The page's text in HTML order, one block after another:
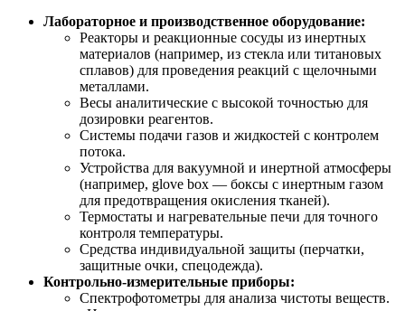
Лабораторное и производственное оборудование:
Реакторы и реакционные сосуды из инертных
материалов (например, из стекла или титановых
сплавов) для проведения реакций с щелочными
металлами.
Весы аналитические с высокой точностью для
дозировки реагентов.
Системы подачи газов и жидкостей с контролем
потока.
Устройства для вакуумной и инертной атмосферы
(например, glove box — боксы с инертным газом
для предотвращения окисления тканей).
Термостаты и нагревательные печи для точного
контроля температуры.
Средства индивидуальной защиты (перчатки,
защитные очки, спецодежда).
Контрольно-измерительные приборы:
Спектрофотометры для анализа чистоты веществ.